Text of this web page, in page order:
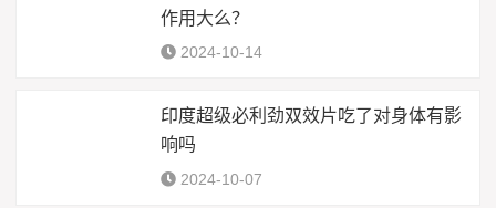
作用大么？
2024-10-14
印度超级必利劲双效片吃了对身体有影
响吗
2024-10-07